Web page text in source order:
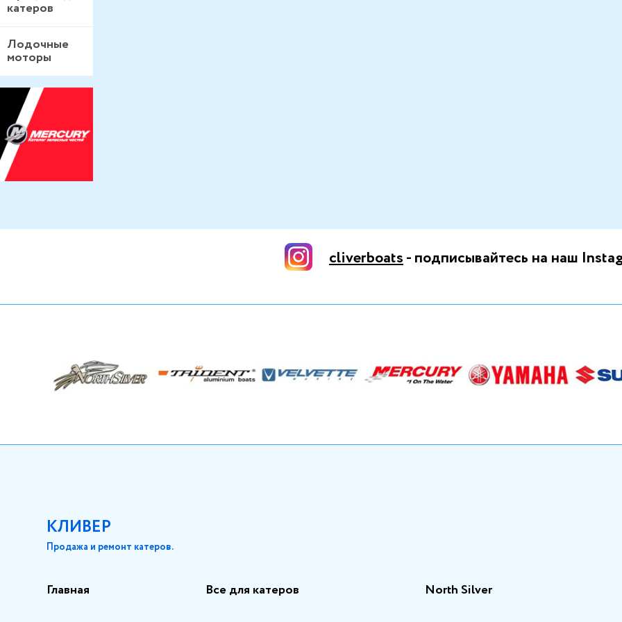
катеров
Лодочные
моторы
cliverboats- подписывайтесь на наш
КЛИВЕР
Продажа и ремонт катеров.
Главная Все для катеров North Silver